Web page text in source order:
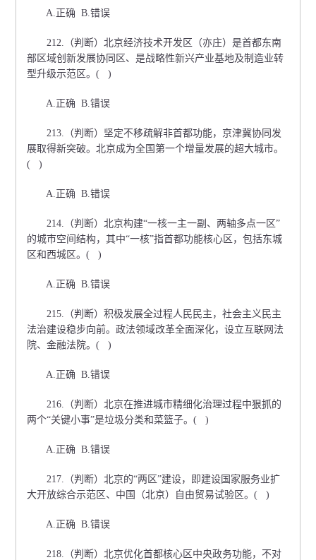
A.正确 B.错误
212.（判断）北京经济技术开发区（亦庄）是首都东南
部区域创新发展协同区、是战略性新兴产业基地及制造业转
型升级示范区。( )
A.正确 B.错误
213.（判断）坚定不移疏解非首都功能，京津冀协同发
展取得新突破。北京成为全国第一个增量发展的超大城市。
( )
A.正确 B.错误
214.（判断）北京构建“一核一主一副、两轴多点一区”
的城市空间结构，其中“一核”指首都功能核心区，包括东城
区和西城区。( )
A.正确 B.错误
215.（判断）积极发展全过程人民民主，社会主义民主
法治建设稳步向前。政法领域改革全面深化，设立互联网法
院、金融法院。( )
A.正确 B.错误
216.（判断）北京在推进城市精细化治理过程中狠抓的
两个“关键小事”是垃圾分类和菜篮子。( )
A.正确 B.错误
217.（判断）北京的“两区”建设，即建设国家服务业扩
大开放综合示范区、中国（北京）自由贸易试验区。( )
A.正确 B.错误
218.（判断）北京优化首都核心区中央政务功能，不对